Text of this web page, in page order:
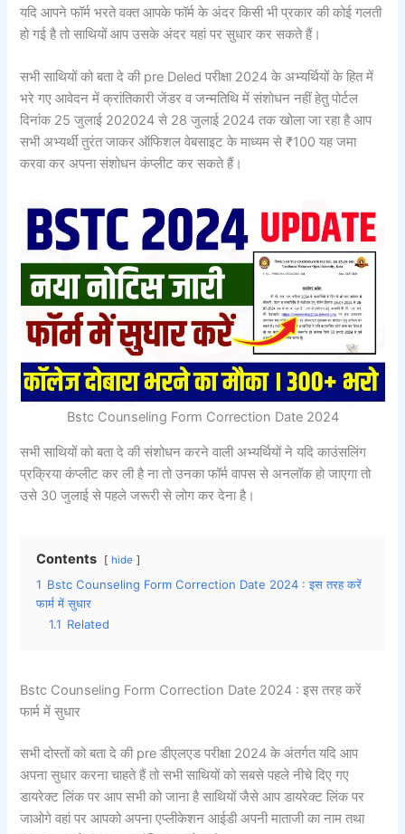
यदि आपने फॉर्म भरते वक्त आपके फॉर्म के अंदर किसी भी प्रकार की कोई गलती
हो गई है तो साथियों आप उसके अंदर यहां पर सुधार कर सकते हैं।
सभी साथियों को बता दे की pre Deled परीक्षा 2024 के अभ्यर्थियों के हित में
भरे गए आवेदन में क्रांतिकारी जेंडर व जन्मतिथि में संशोधन नहीं हेतु पोर्टल
दिनांक 25 जुलाई 202024 से 28 जुलाई 2024 तक खोला जा रहा है आप
सभी अभ्यर्थी तुरंत जाकर ऑफिशल वेबसाइट के माध्यम से ₹100 यह जमा
करवा कर अपना संशोधन कंप्लीट कर सकते हैं।
Bstc Counseling Form Correction Date 2024
सभी साथियों को बता दे की संशोधन करने वाली अभ्यर्थियों ने यदि काउंसलिंग
प्रक्रिया कंप्लीट कर ली है ना तो उनका फॉर्म वापस से अनलॉक हो जाएगा तो
उसे 30 जुलाई से पहले जरूरी से लोग कर देना है।
Contents hide
1 Bstc Counseling Form Correction Date 2024 : इस तरह करें
फार्म में सुधार
1.1 Related
Bstc Counseling Form Correction Date 2024 : इस तरह करें
फार्म में सुधार
सभी दोस्तों को बता दे की pre डीएलएड परीक्षा 2024 के अंतर्गत यदि आप
अपना सुधार करना चाहते हैं तो सभी साथियों को सबसे पहले नीचे दिए गए
डायरेक्ट लिंक पर आप सभी को जाना है साथियों जैसे आप डायरेक्ट लिंक पर
जाओगे वहां पर आपको अपना एप्लीकेशन आईडी अपनी माताजी का नाम तथा